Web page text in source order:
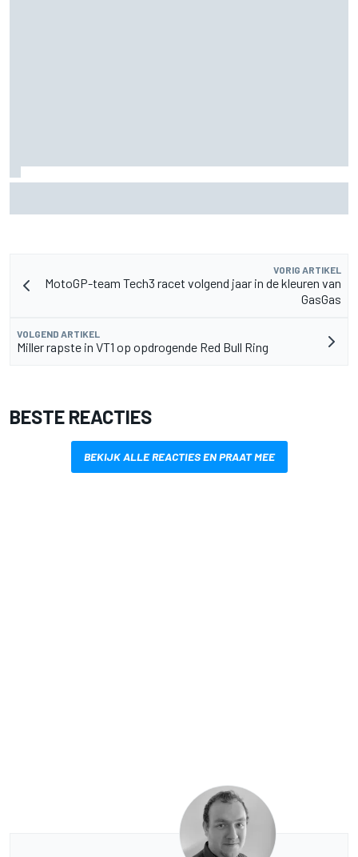
VORIG ARTIKEL
MotoGP-team Tech3 racet volgend jaar in de kleuren van
GasGas
VOLGEND ARTIKEL
Miller rapste in VT1 op opdrogende Red Bull Ring
BESTE REACTIES
BEKIJK ALLE REACTIES EN PRAAT MEE